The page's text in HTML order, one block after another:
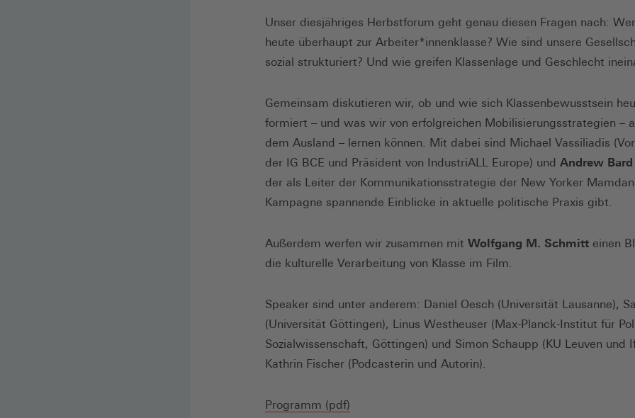
Unser diesjähriges Herbstforum geht genau diesen Fragen nach:
heute überhaupt zur Arbeiter*innenklasse? Wie sind unsere
sozial strukturiert? Und wie greifen Klassenlage und Geschlecht
Gemeinsam diskutieren wir, ob und wie sich Klassenbewusstsein
formiert – und was wir von erfolgreichen Mobilisierungsstrategien –
dem Ausland – lernen können. Mit dabei sind Michael Vassiliadis
der IG BCE und Präsident von IndustriALL Europe) und Andrew
der als Leiter der Kommunikationsstrategie der New Yorker
Kampagne spannende Einblicke in aktuelle politische Praxis gibt.
Außerdem werfen wir zusammen mit Wolfgang M. Schmitt einen
die kulturelle Verarbeitung von Klasse im Film.
Speaker sind unter anderem: Daniel Oesch (Universität Lausanne),
(Universität Göttingen), Linus Westheuser (Max-Planck-Institut für
Sozialwissenschaft, Göttingen) und Simon Schaupp (KU Leuven und
Kathrin Fischer (Podcasterin und Autorin).
Programm (pdf)